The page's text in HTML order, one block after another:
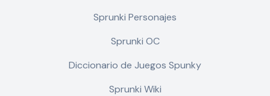
Sprunki Personajes
Sprunki OC
Diccionario de Juegos Spunky
Sprunki Wiki